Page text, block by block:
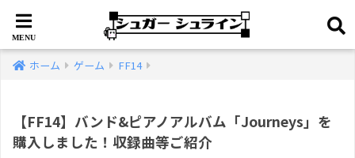
ホーム ゲーム FF14
【FF14】バンド&ピアノアルバム「Journeys」を
購入しました！収録曲等ご紹介